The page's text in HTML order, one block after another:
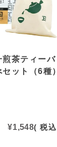
煎茶ティーバ
ット（6種）
¥1,548 税込